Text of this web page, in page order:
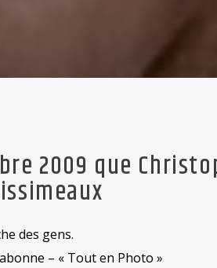
2009 que
des gens.
– « Tout en Photo »